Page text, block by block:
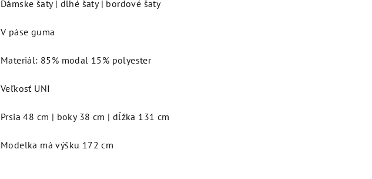
Dámske šaty | dlhé šaty | bordové šaty
V páse guma
Materiál: 85% modal 15% polyester
Veľkosť UNI
Prsia 48 cm | boky 38 cm | dĺžka 131 cm
Modelka má výšku 172 cm